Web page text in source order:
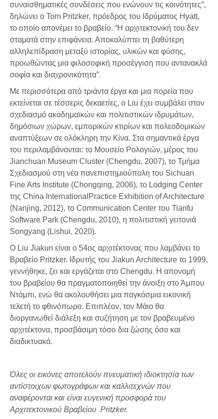
συναισθηματικές συνδέσεις που ενώνουν τις κοινότητες”,
δηλώνει ο Tom Pritzker, πρόεδρος του Ιδρύματος Hyatt,
το οποίο απονέμει το βραβείο. “Η αρχιτεκτονική του δεν
σταματά στην επιφάνεια. Αποκαλύπτει τη βαθύτερη
αλληλεπίδραση μεταξύ ιστορίας, υλικών και φύσης,
προωθώντας μια φιλοσοφική προσέγγιση που αντανακλά
σοφία και διαχρονικότητα”.
Με περισσότερα από τριάντα έργα και μια πορεία που
εκτείνεται σε τέσσερις δεκαετίες, ο Liu έχει συμβάλει στον
σχεδιασμό ακαδημαϊκών και πολιτιστικών ιδρυμάτων,
δημόσιων χώρων, εμπορικών κτιρίων και πολεοδομικών
αναπτύξεων σε ολόκληρη την Κίνα. Στα σημαντικά έργα
του περιλαμβάνονται: το Μουσείο Ρολογιών, μέρος του
Jianchuan Museum Cluster (Chengdu, 2007), το Τμήμα
Σχεδιασμού στη νέα πανεπιστημιούπολη του Sichuan
Fine Arts Institute (Chongqing, 2006), το Lodging Center
της China InternationalPractice Exhibition of Architecture
(Nanjing, 2012), το Communication Center του Tianfu
Software Park (Chengdu, 2010), η πολιτιστική γειτονιά
Songyang (Lishui, 2020).
Ο Liu Jiakun είναι ο 54ος αρχιτέκτονας που λαμβάνει το
Βραβείο Pritzker. Ιδρυτής του Jiakun Architecture το 1999,
γεννήθηκε, ζει και εργάζεται στο Chengdu. Η απονομή
του βραβείου θα πραγματοποιηθεί την άνοιξη στο Άμπου
Ντάμπι, ενώ θα ακολουθήσει μια παγκόσμια εικονική
τελετή το φθινόπωρο. Επιπλέον, τον Μάιο θα
διοργανωθεί διάλεξη και συζήτηση με τον βραβευμένο
αρχιτέκτονα, προσβάσιμη τόσο δια ζώσης όσο και
διαδικτυακά.
Όλες οι εικόνες αποτελούν πνευματική ιδιοκτησία των
αντίστοιχων φωτογράφων και καλλιτεχνών που
αναφέρονται και είναι ευγενική προσφορά του
Αρχιτεκτονικού Βραβείου Pritzker.